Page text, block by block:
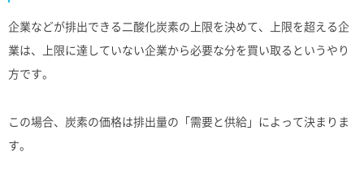
企業などが排出できる二酸化炭素の上限を決めて、上限を超える企
業は、上限に達していない企業から必要な分を買い取るというやり
方です。
この場合、炭素の価格は排出量の「需要と供給」によって決まりま
す。